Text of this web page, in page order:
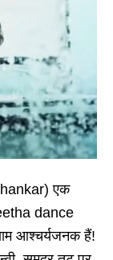
एक
dance
आश्चर्यजनक हैं!